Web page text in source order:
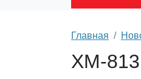
Главная
XM-